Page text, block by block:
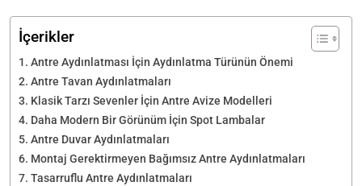
İçerikler
Antre Aydınlatması İçin Aydınlatma Türünün Önemi
Antre Tavan Aydınlatmaları
Klasik Tarzı Sevenler İçin Antre Avize Modelleri
Daha Modern Bir Görünüm İçin Spot Lambalar
Antre Duvar Aydınlatmaları
Montaj Gerektirmeyen Bağımsız Antre Aydınlatmaları
Tasarruflu Antre Aydınlatmaları